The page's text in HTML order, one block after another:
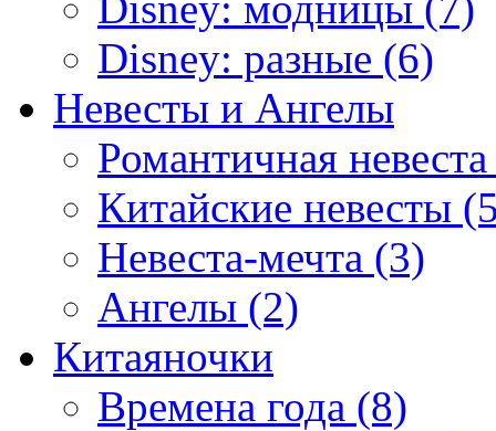
Disney: разные (6)
Невесты и Ангелы
Романтичная
Китайские невесты
Невеста-мечта (3)
Ангелы (2)
Китаяночки
Времена года (8)